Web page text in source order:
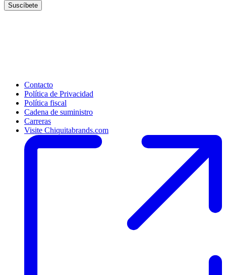
Contacto
Política de Privacidad
Política fiscal
Cadena de suministro
Carreras
Visite Chiquitabrands.com